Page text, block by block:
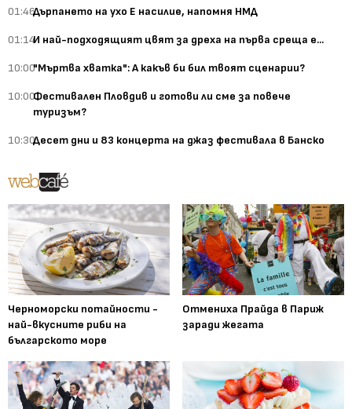
01:46Дърпането на ухо Е насилие, напомня НМД
01:14И най-подходящият цвят за дреха на първа среща е...
10:00"Мъртва хватка": А какъв би бил твоят сценарии?
10:00Фестивален Пловдив и готови ли сме за повече
туризъм?
10:30Десет дни и 83 концерта на джаз фестивала в Банско
Черноморски потайности -
най-вкусните риби на
българското море
Отмениха Прайда в Париж
заради жегата